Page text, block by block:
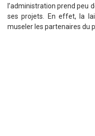
l’administration prend peu
ses projets. En effet, la
museler les partenaires du